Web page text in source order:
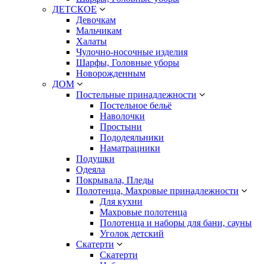
ДЕТСКОЕ
Девочкам
Мальчикам
Халаты
Чулочно-носочные изделия
Шарфы, Головные уборы
Новорожденным
ДОМ
Постельные принадлежности
Постельное бельё
Наволочки
Простыни
Пододеяльники
Наматрацники
Подушки
Одеяла
Покрывала, Пледы
Полотенца, Махровые принадлежности
Для кухни
Махровые полотенца
Полотенца и наборы для бани, сауны
Уголок детский
Скатерти
Скатерти